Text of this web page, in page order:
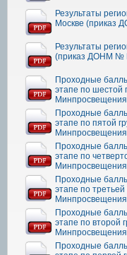
Результаты
Москве (приказ
Результаты
(приказ ДОНМ №
Проходные
этапе по шестой
Проходные
этапе по пятой
Проходные
этапе по
Проходные
этапе по
Проходные
этапе по второй
Проходные